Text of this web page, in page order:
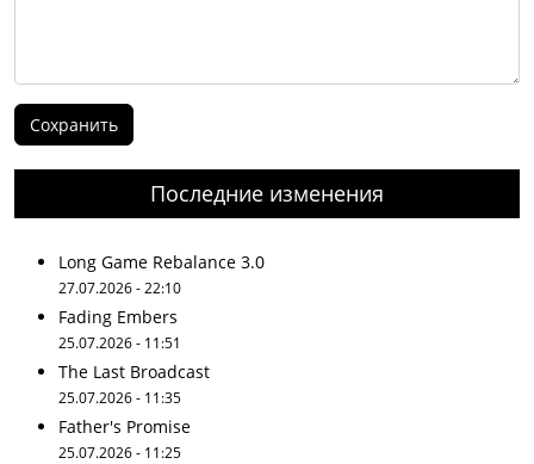
Последние изменения
Long Game Rebalance 3.0
27.07.2026 - 22:10
Fading Embers
25.07.2026 - 11:51
The Last Broadcast
25.07.2026 - 11:35
Father's Promise
25.07.2026 - 11:25